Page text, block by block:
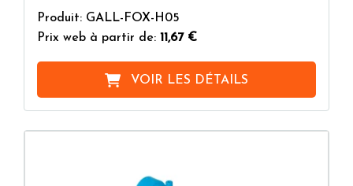
Produit: GALL-FOX-H05
Prix web à partir de: 11,67 €
VOIR LES DÉTAILS